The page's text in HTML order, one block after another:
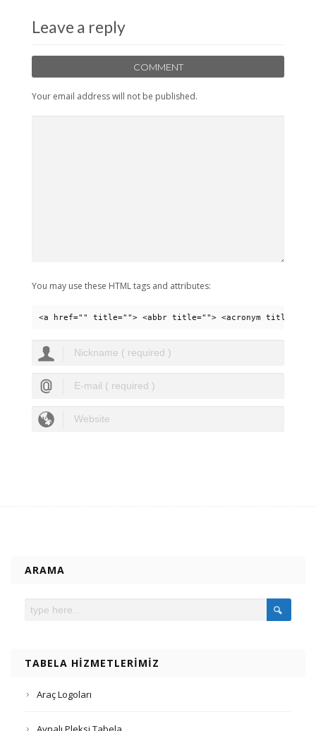
Leave a reply
COMMENT
Your email address will not be published.
You may use these HTML tags and attributes:
<a href="" title=""> <abbr title=""> <acronym title="">
ARAMA
TABELA HIZMETLERIMIZ
Araç Logoları